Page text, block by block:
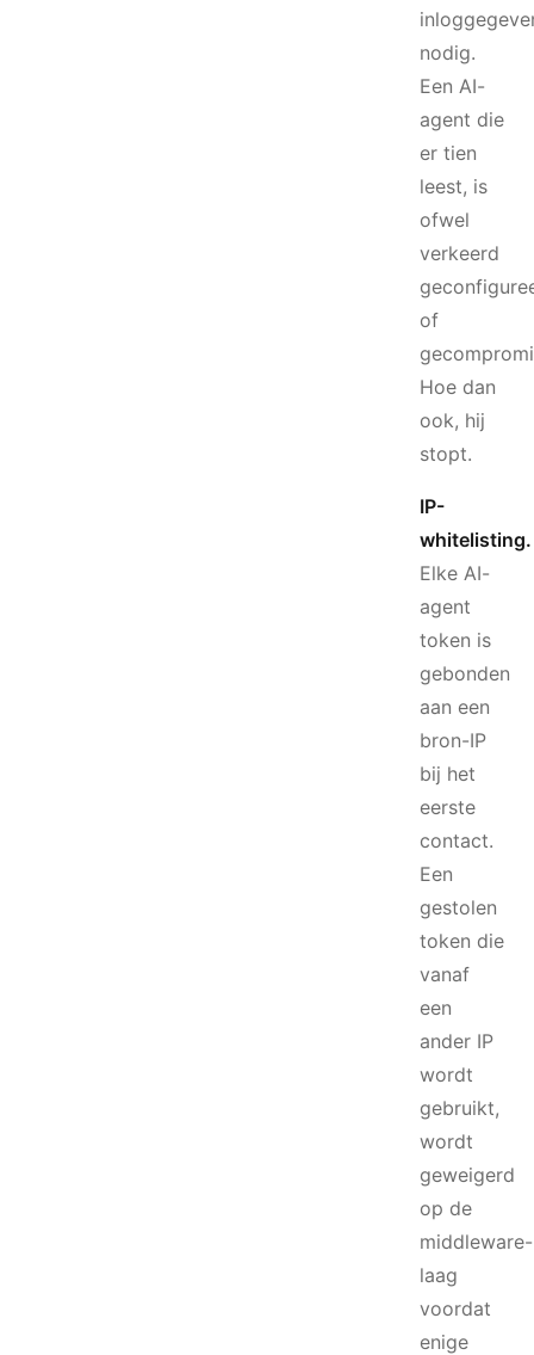
nodig.
Een AI-
agent die
er tien
leest, is
ofwel
verkeerd
of
Hoe dan
ook, hij
stopt.
IP-
whitelisting.
Elke AI-
agent
token is
gebonden
aan een
bron-IP
bij het
eerste
contact.
Een
gestolen
token die
vanaf
een
ander IP
wordt
gebruikt,
wordt
geweigerd
op de
middleware-
laag
voordat
enige